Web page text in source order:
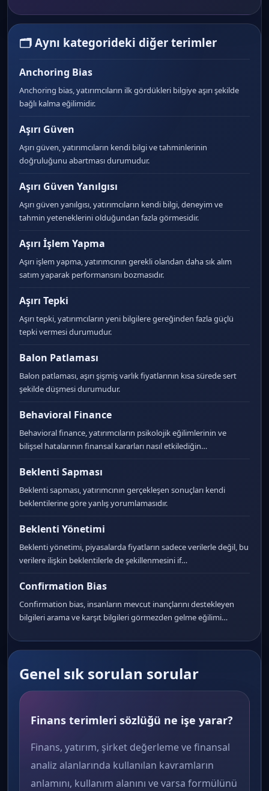
🗂 Aynı kategorideki diğer terimler
Anchoring Bias
Anchoring bias, yatırımcıların ilk gördükleri bilgiye aşırı şekilde
bağlı kalma eğilimidir.
Aşırı Güven
Aşırı güven, yatırımcıların kendi bilgi ve tahminlerinin
doğruluğunu abartması durumudur.
Aşırı Güven Yanılgısı
Aşırı güven yanılgısı, yatırımcıların kendi bilgi, deneyim ve
tahmin yeteneklerini olduğundan fazla görmesidir.
Aşırı İşlem Yapma
Aşırı işlem yapma, yatırımcının gerekli olandan daha sık alım
satım yaparak performansını bozmasıdır.
Aşırı Tepki
Aşırı tepki, yatırımcıların yeni bilgilere gereğinden fazla güçlü
tepki vermesi durumudur.
Balon Patlaması
Balon patlaması, aşırı şişmiş varlık fiyatlarının kısa sürede sert
şekilde düşmesi durumudur.
Behavioral Finance
Behavioral finance, yatırımcıların psikolojik eğilimlerinin ve
bilişsel hatalarının finansal kararları nasıl etkilediğin…
Beklenti Sapması
Beklenti sapması, yatırımcının gerçekleşen sonuçları kendi
beklentilerine göre yanlış yorumlamasıdır.
Beklenti Yönetimi
Beklenti yönetimi, piyasalarda fiyatların sadece verilerle değil, bu
verilere ilişkin beklentilerle de şekillenmesini if…
Confirmation Bias
Confirmation bias, insanların mevcut inançlarını destekleyen
bilgileri arama ve karşıt bilgileri görmezden gelme eğilimi…
Genel sık sorulan sorular
Finans terimleri sözlüğü ne işe yarar?
Finans, yatırım, şirket değerleme ve finansal
analiz alanlarında kullanılan kavramların
anlamını, kullanım alanını ve varsa formülünü